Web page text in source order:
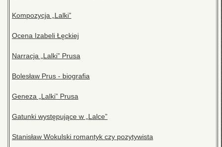
Kompozycja „Lalki”
Ocena Izabeli Łęckiej
Narracja „Lalki” Prusa
Bolesław Prus - biografia
Geneza „Lalki” Prusa
Gatunki występujące w „Lalce”
Stanisław Wokulski romantyk czy pozytywista